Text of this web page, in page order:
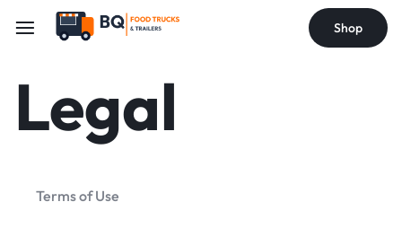
Shop
Legal
Terms of Use